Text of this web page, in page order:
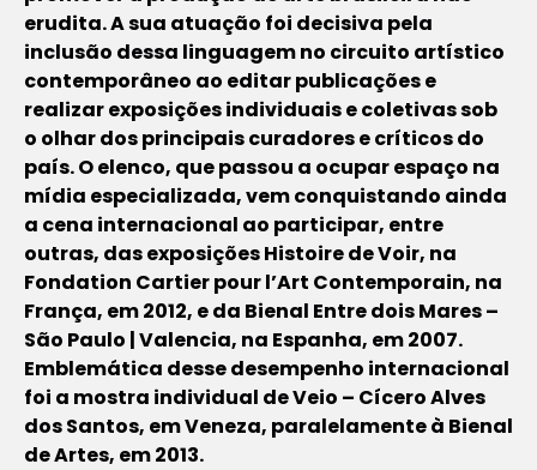
erudita. A sua atuação foi decisiva pela
inclusão dessa linguagem no circuito artístico
contemporâneo ao editar publicações e
realizar exposições individuais e coletivas sob
o olhar dos principais curadores e críticos do
país. O elenco, que passou a ocupar espaço na
mídia especializada, vem conquistando ainda
a cena internacional ao participar, entre
outras, das exposiçõesHistoire de Voir, na
Fondation Cartier pour l’Art Contemporain, na
França, em 2012, e da Bienal Entre dois Mares –
São Paulo | Valencia, na Espanha, em 2007.
Emblemática desse desempenho internacional
foi a mostra individual deVeio – Cícero Alves
dos Santos, em Veneza, paralelamente à Bienal
de Artes, em 2013.